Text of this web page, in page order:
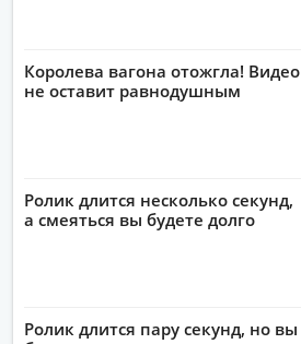
Королева вагона отожгла! Видео
не оставит равнодушным
Ролик длится несколько секунд,
а смеяться вы будете долго
Ролик длится пару секунд, но вы